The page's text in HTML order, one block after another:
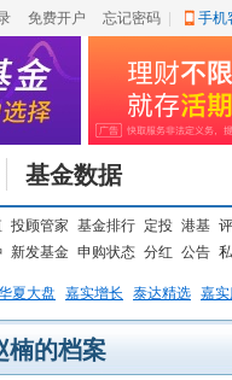
免费开户 忘记密码 手机
基金数据
投顾管家 基金排行 定投 港基
新发基金 申购状态 分红 公告
夏大盘 嘉实增长 泰达精选 嘉
楠的档案